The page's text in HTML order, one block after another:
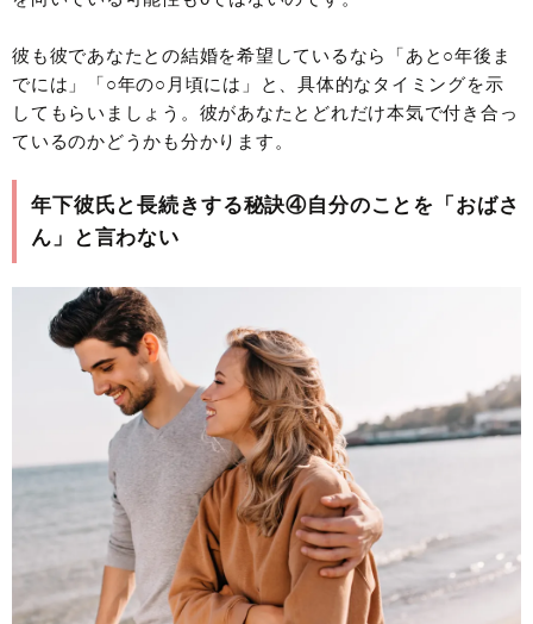
彼も彼であなたとの結婚を希望しているなら「あと○年後ま
でには」「○年の○月頃には」と、具体的なタイミングを示
してもらいましょう。彼があなたとどれだけ本気で付き合っ
ているのかどうかも分かります。
年下彼氏と長続きする秘訣④自分のことを「おばさ
ん」と言わない